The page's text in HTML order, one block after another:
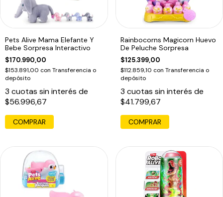
Pets Alive Mama Elefante Y
Bebe Sorpresa Interactivo
$170.990,00
$153.891,00 con Transferencia o
depósito
3 cuotas sin interés de
$56.996,67
COMPRAR
Rainbocorns Magicorn Huevo
De Peluche Sorpresa
$125.399,00
$112.859,10 con Transferencia o
depósito
3 cuotas sin interés de
$41.799,67
COMPRAR